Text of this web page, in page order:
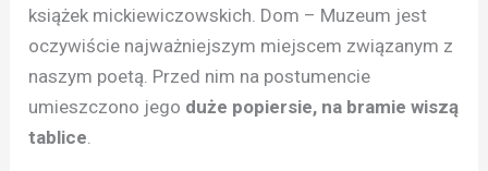
książek mickiewiczowskich. Dom – Muzeum jest
oczywiście najważniejszym miejscem związanym z
naszym poetą. Przed nim na postumencie
umieszczono jego duże popiersie, na bramie wiszą
tablice